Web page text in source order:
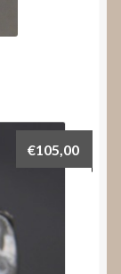
€105,00